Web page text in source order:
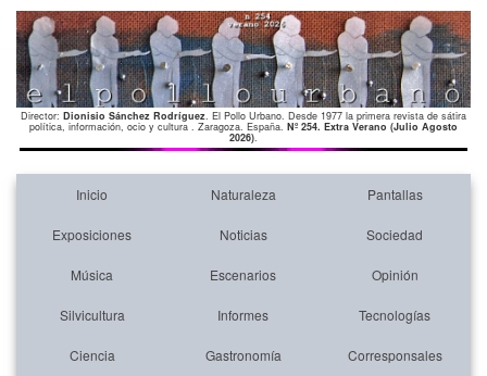
Director: Dionisio Sánchez Rodríguez. El Pollo Urbano. Desde 1977 la primera revista de sátira
política, información, ocio y cultura . Zaragoza. España. Nº 254. Extra Verano (Julio Agosto
2026).
Inicio Naturaleza Pantallas
Exposiciones Noticias Sociedad
Música Escenarios Opinión
Silvicultura Informes Tecnologías
Ciencia Gastronomía Corresponsales